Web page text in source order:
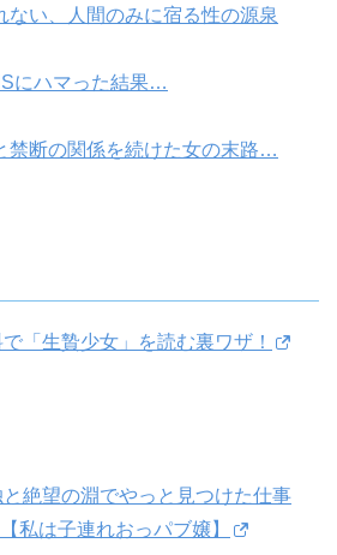
い、人間のみに宿る性の源泉
にハマった結果…
禁断の関係を続けた女の末路…
「生贄少女」を読む裏ワザ！
絶望の淵でやっと見つけた仕事
私は子連れおっパブ嬢】